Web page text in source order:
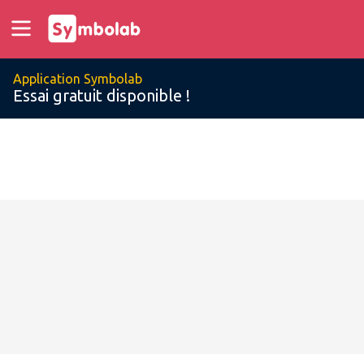
Application Symbolab
Essai gratuit disponible !